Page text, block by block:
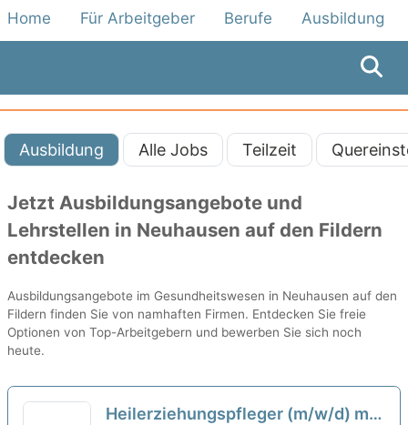
Home Für Arbeitgeber Berufe Ausbildung
Ausbildung Alle Jobs Teilzeit
Jetzt Ausbildungsangebote und
Lehrstellen in Neuhausen auf den Fildern
entdecken
Ausbildungsangebote im Gesundheitswesen in Neuhausen auf den
Fildern finden Sie von namhaften Firmen. Entdecken Sie freie
Optionen von Top-Arbeitgebern und bewerben Sie sich noch
heute.
Heilerziehungspfleger (m/w/d) mit